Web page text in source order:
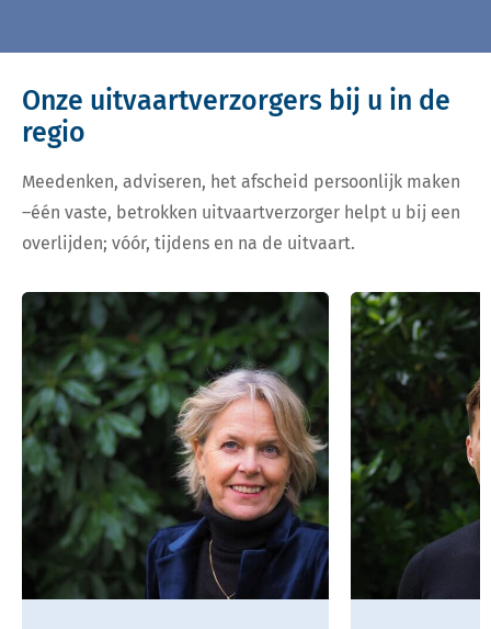
Onze uitvaartverzorgers bij u in de
regio
Meedenken, adviseren, het afscheid persoonlijk maken
–één vaste, betrokken uitvaartverzorger helpt u bij een
overlijden; vóór, tijdens en na de uitvaart.